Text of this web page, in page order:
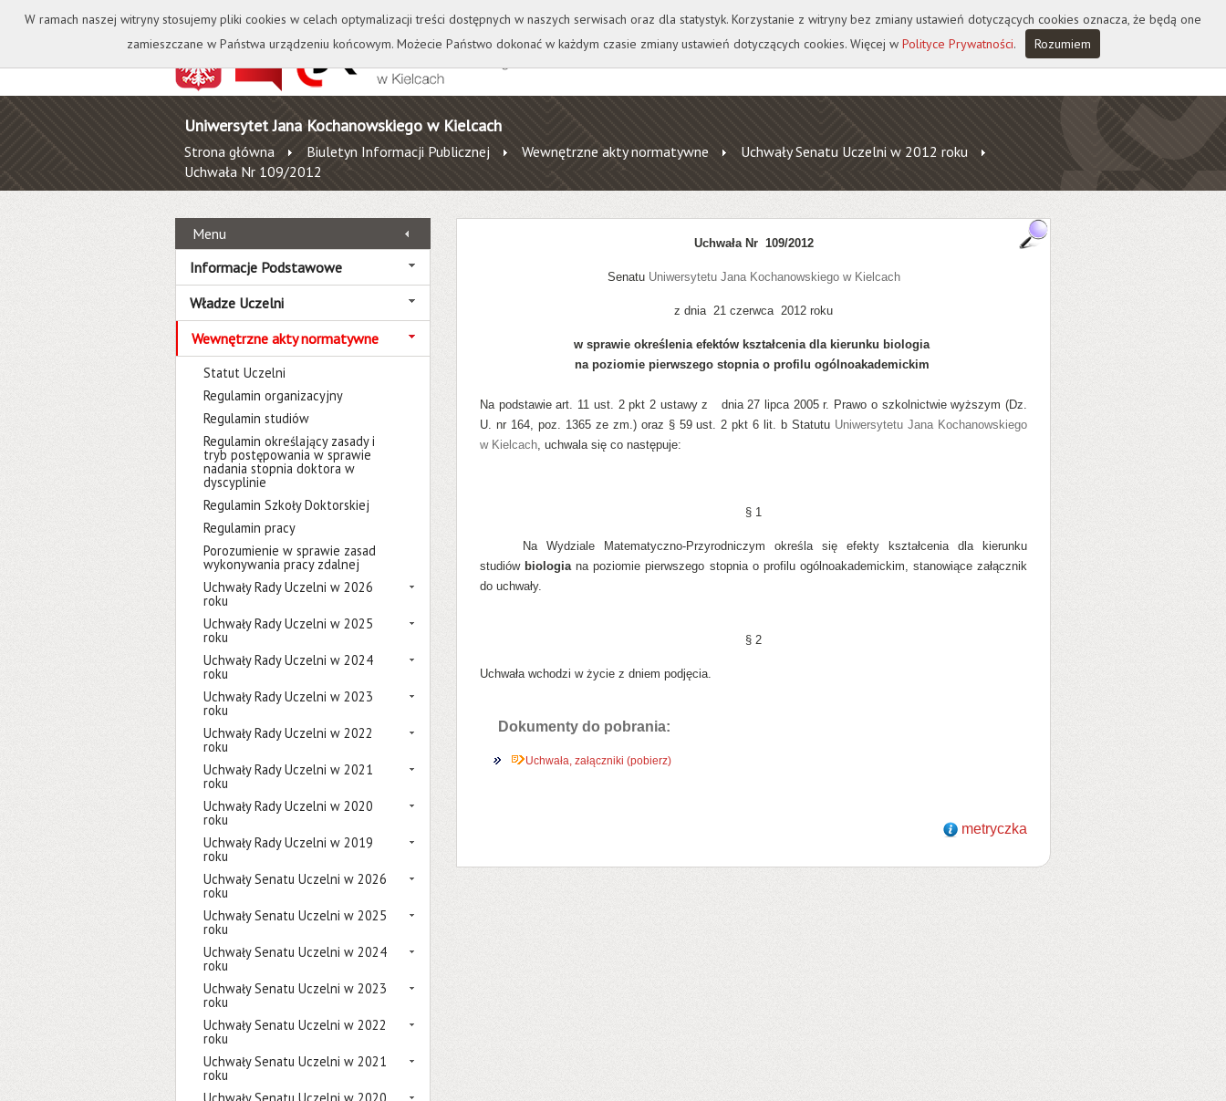
Kontakt Biblioteka Wydawnictwo Wirtualna Uczelnia A A A A
Uniwersytet Jana Kochanowskiego w Kielcach
Strona główna Biuletyn Informacji Publicznej Wewnętrzne akty normatywne
Uchwały Senatu Uczelni w 2012 roku
Uchwała Nr 109/2012
Menu
Informacje Podstawowe
Władze Uczelni
Wewnętrzne akty normatywne
Statut Uczelni
Regulamin organizacyjny
Regulamin studiów
Regulamin określający zasady i
tryb postępowania w sprawie
nadania stopnia doktora w
dyscyplinie
Regulamin Szkoły Doktorskiej
Regulamin pracy
Porozumienie w sprawie zasad
wykonywania pracy zdalnej
Uchwały Rady Uczelni w 2026
roku
Uchwały Rady Uczelni w 2025
roku
Uchwały Rady Uczelni w 2024
roku
Uchwały Rady Uczelni w 2023
roku
Uchwały Rady Uczelni w 2022
roku
Uchwały Rady Uczelni w 2021
roku
Uchwały Rady Uczelni w 2020
roku
Uchwały Rady Uczelni w 2019
roku
Uchwały Senatu Uczelni w 2026
roku
Uchwały Senatu Uczelni w 2025
roku
Uchwały Senatu Uczelni w 2024
roku
Uchwały Senatu Uczelni w 2023
roku
Uchwały Senatu Uczelni w 2022
roku
Uchwały Senatu Uczelni w 2021
roku
Uchwała Nr 109/2012
Senatu Uniwersytetu Jana Kochanowskiego w Kielcach
z dnia 21 czerwca 2012 roku
w sprawie określenia efektów kształcenia dla kierunku biologia
na poziomie pierwszego stopnia o profilu ogólnoakademickim
Na podstawie art. 11 ust. 2 pkt 2 ustawy z dnia 27 lipca 2005 r. Prawo o szkolnictwie wyższym (Dz.
U. nr 164, poz. 1365 ze zm.) oraz § 59 ust. 2 pkt 6 lit. b Statutu Uniwersytetu Jana Kochanowskiego
w Kielcach, uchwala się co następuje:
§ 1
Na Wydziale Matematyczno-Przyrodniczym określa się efekty kształcenia dla kierunku
studiów biologiana poziomie pierwszego stopnia o profilu ogólnoakademickim, stanowiące załącznik
do uchwały.
§ 2
Uchwała wchodzi w życie z dniem podjęcia.
Dokumenty do pobrania:
Uchwała, załączniki (pobierz)
metryczka
W ramach naszej witryny stosujemy pliki cookies w celach optymalizacji treści dostępnych w naszych serwisach oraz dla statystyk. Korzystanie z witryny bez zmiany ustawień dotyczących cookies oznacza, że będą one
zamieszczane w Państwa urządzeniu końcowym. Możecie Państwo dokonać w każdym czasie zmiany ustawień dotyczących cookies. Więcej w Polityce Prywatności. Rozumiem